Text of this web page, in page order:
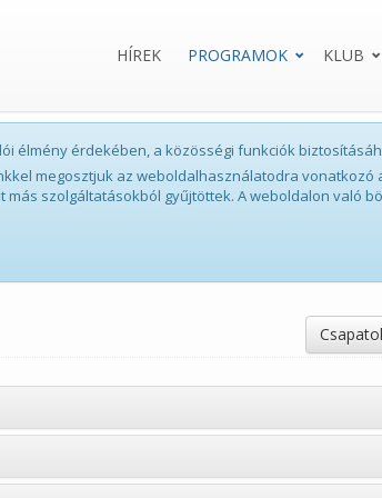
HÍREK PROGRAMOK KLUB
élmény érdekében, a közösségi funkciók
megosztjuk az weboldalhasználatodra
szolgáltatásokból gyűjtöttek. A weboldalon való